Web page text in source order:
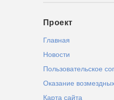
Проект
Главная
Новости
Пользовательское
Оказание
Карта сайта